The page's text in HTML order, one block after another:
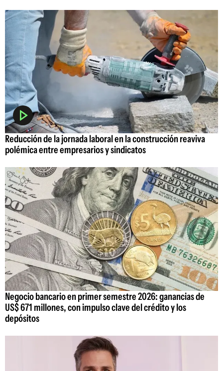
Reducción de la jornada laboral en la construcción reaviva
polémica entre empresarios y sindicatos
Negocio bancario en primer semestre 2026: ganancias de
US$ 671 millones, con impulso clave del crédito y los
depósitos